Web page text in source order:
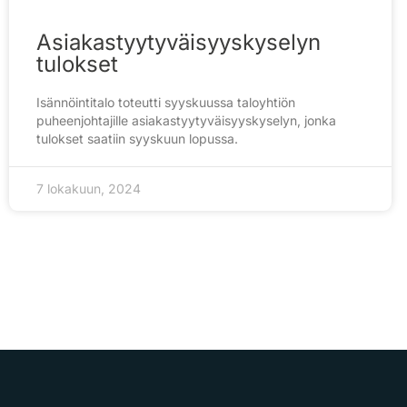
Asiakastyytyväisyyskyselyn
tulokset
Isännöintitalo toteutti syyskuussa taloyhtiön
puheenjohtajille asiakastyytyväisyyskyselyn, jonka
tulokset saatiin syyskuun lopussa.
7 lokakuun, 2024